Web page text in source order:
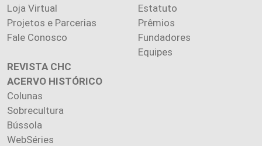
Loja Virtual
Projetos e Parcerias
Fale Conosco
Estatuto
Prêmios
Fundadores
Equipes
REVISTA CHC
ACERVO HISTÓRICO
Colunas
Sobrecultura
Bússola
WebSéries